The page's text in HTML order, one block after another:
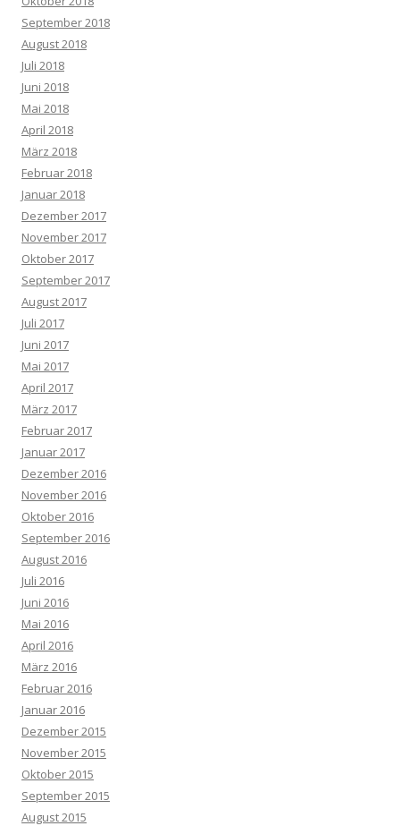
September 2018
August 2018
Juli 2018
Juni 2018
Mai 2018
April 2018
März 2018
Februar 2018
Januar 2018
Dezember 2017
November 2017
Oktober 2017
September 2017
August 2017
Juli 2017
Juni 2017
Mai 2017
April 2017
März 2017
Februar 2017
Januar 2017
Dezember 2016
November 2016
Oktober 2016
September 2016
August 2016
Juli 2016
Juni 2016
Mai 2016
April 2016
März 2016
Februar 2016
Januar 2016
Dezember 2015
November 2015
Oktober 2015
September 2015
August 2015